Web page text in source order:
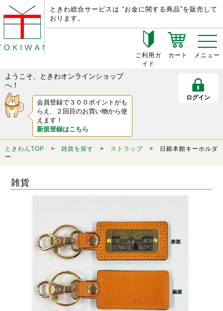
ときわ総合サービスは “お金に関する商品”を販売して
おります。
ご利用ガ
イド
カート メニュー
ようこそ、ときわオンラインショップ
へ！
会員登録で３００ポイントがも
らえ、２回目のお買い物から使
えます！
新規登録はこちら
ログイン
ときわんTOP > 雑貨を探す > ストラップ > 日銀本館キーホルダ
ー
雑貨